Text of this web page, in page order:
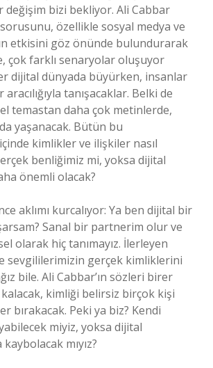
değişim bizi bekliyor. Ali Cabbar
özellikle sosyal medya ve
etkisini göz önünde bulundurarak
çok farklı senaryolar oluşuyor
dijital dünyada büyürken, insanlar
tanışacaklar. Belki de
temastan daha çok metinlerde,
yaşanacak. Bütün bu
kimlikler ve ilişkiler nasıl
benliğimiz mi, yoksa dijital
önemli olacak?
aklımı kurcalıyor: Ya ben dijital bir
Sanal bir partnerim olur ve
olarak hiç tanımayız. İlerleyen
sevgililerimizin gerçek kimliklerini
bile. Ali Cabbar’ın sözleri birer
kimliği belirsiz birçok kişi
bırakacak. Peki ya biz? Kendi
miyiz, yoksa dijital
mıyız?